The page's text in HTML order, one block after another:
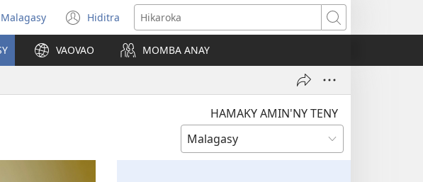
Hifidy
fiteny
Malagasy Hiditra
(manokatra
rohy)
Hikaroka
VAOVAO MOMBA ANAY
HAMAKY AMIN'NY TENY